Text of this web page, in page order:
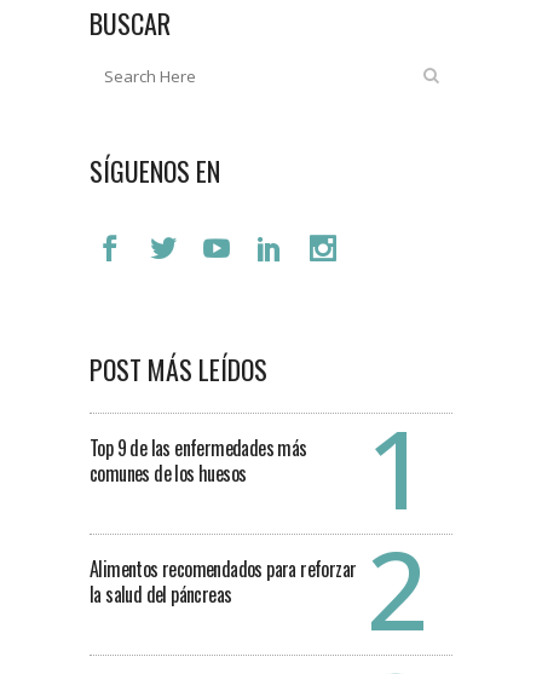
BUSCAR
SÍGUENOS EN
POST MÁS LEÍDOS
Top 9 de las enfermedades más
comunes de los huesos
Alimentos recomendados para reforzar
la salud del páncreas